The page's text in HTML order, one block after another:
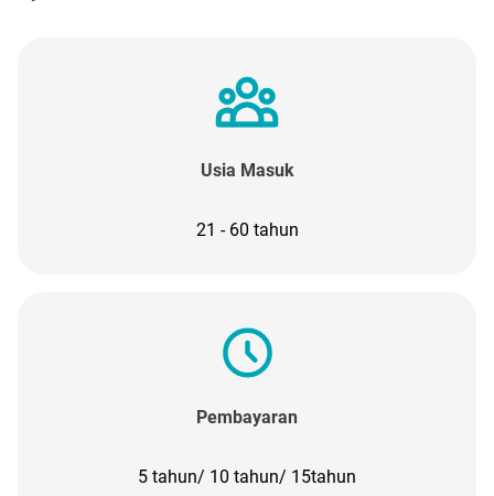
Usia Masuk
21 - 60 tahun
Pembayaran
5 tahun/ 10 tahun/ 15tahun